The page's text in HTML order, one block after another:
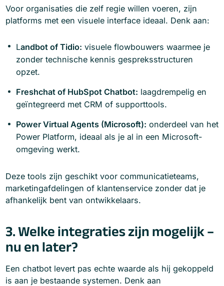
Voor organisaties die zelf regie willen voeren, zijn
platforms met een visuele interface ideaal. Denk aan:
Landbot of Tidio: visuele flowbouwers waarmee je
zonder technische kennis gespreksstructuren
opzet.
Freshchat of HubSpot Chatbot: laagdrempelig en
geïntegreerd met CRM of supporttools.
Power Virtual Agents (Microsoft): onderdeel van het
Power Platform, ideaal als je al in een Microsoft-
omgeving werkt.
Deze tools zijn geschikt voor communicatieteams,
marketingafdelingen of klantenservice zonder dat je
afhankelijk bent van ontwikkelaars.
3. Welke integraties zijn mogelijk –
nu en later?
Een chatbot levert pas echte waarde als hij gekoppeld
is aan je bestaande systemen. Denk aan